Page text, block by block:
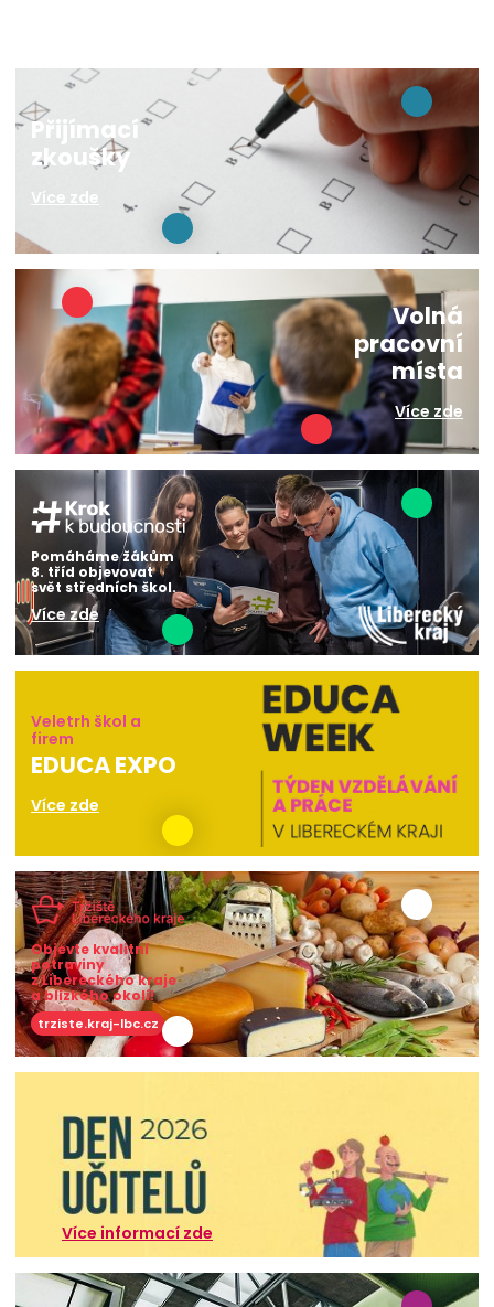
Přijímací
zkoušky
Více zde
Volná
pracovní
místa
Více zde
Pomáháme žákům
8. tříd objevovat
svět středních škol.
Více zde
Veletrh škol a
firem
EDUCA EXPO
Více zde
Objevte kvalitní
potraviny
z Libereckého kraje
a blízkého okolí!
trziste.kraj-lbc.cz
Více informací zde